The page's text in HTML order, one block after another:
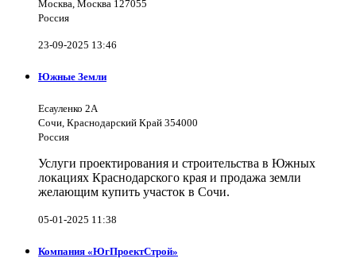
Москва, Москва 127055
Россия
23-09-2025 13:46
Южные Земли
Есауленко 2А
Сочи, Краснодарский Край 354000
Россия
Услуги проектирования и строительства в Южных
локациях Краснодарского края и продажа земли
желающим купить участок в Сочи.
05-01-2025 11:38
Компания «ЮгПроектСтрой»